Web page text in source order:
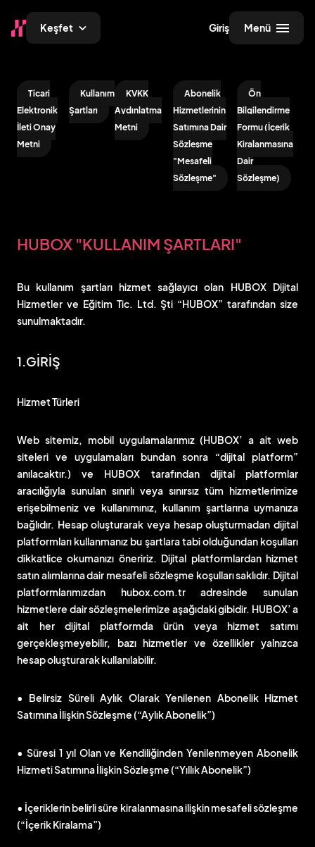
Keşfet Giriş Menü
Ticari
Elektronik
İleti Onay
Metni
Kullanım
Şartları
KVKK
Aydınlatma
Metni
Abonelik
Hizmetlerinin
Satımına Dair
Sözleşme
"Mesafeli
Sözleşme"
Ön
Bilgilendirme
Formu (İçerik
Kiralanmasına
Dair
Sözleşme)
HUBOX "KULLANIM ŞARTLARI"
Bu kullanım şartları hizmet sağlayıcı olan HUBOX Dijital
Hizmetler ve Eğitim Tic. Ltd. Şti “HUBOX” tarafından size
sunulmaktadır.
1.GİRİŞ
Hizmet Türleri
Web sitemiz, mobil uygulamalarımız (HUBOX’ a ait web
siteleri ve uygulamaları bundan sonra “dijital platform”
anılacaktır.) ve HUBOX tarafından dijital platformlar
aracılığıyla sunulan sınırlı veya sınırsız tüm hizmetlerimize
erişebilmeniz ve kullanımınız, kullanım şartlarına uymanıza
bağlıdır. Hesap oluşturarak veya hesap oluşturmadan dijital
platformları kullanmanız bu şartlara tabi olduğundan koşulları
dikkatlice okumanızı öneririz. Dijital platformlardan hizmet
satın alımlarına dair mesafeli sözleşme koşulları saklıdır. Dijital
platformlarımızdan hubox.com.tr adresinde sunulan
hizmetlere dair sözleşmelerimize aşağıdaki gibidir. HUBOX’ a
ait her dijital platformda ürün veya hizmet satımı
gerçekleşmeyebilir, bazı hizmetler ve özellikler yalnızca
hesap oluşturarak kullanılabilir.
• Belirsiz Süreli Aylık Olarak Yenilenen Abonelik Hizmet
Satımına İlişkin Sözleşme (“Aylık Abonelik”)
• Süresi 1 yıl Olan ve Kendiliğinden Yenilenmeyen Abonelik
Hizmeti Satımına İlişkin Sözleşme (“Yıllık Abonelik”)
• İçeriklerin belirli süre kiralanmasına ilişkin mesafeli sözleşme
(“İçerik Kiralama”)